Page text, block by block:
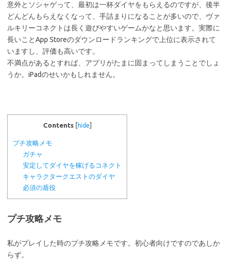
意外とソシャゲって、最初は一杯ダイヤをもらえるのですが、後半
どんどんもらえなくなって、手詰まりになることが多いので、ヴァ
ルキリーコネクトは長く遊びやすいゲームかなと思います。実際に
長いことApp Storeのダウンロードランキングで上位に表示されて
いますし、評価も高いです。
不満点があるとすれば、アプリがたまに固まってしまうことでしょ
うか。iPadのせいかもしれません。
Contents [ hide
プチ攻略メモ
ガチャ
安定してダイヤを稼げるコネクト
キャラクタークエストのダイヤ
必須の盾役
プチ攻略メモ
私がプレイした時のプチ攻略メモです。初心者向けですのであしか
らず。